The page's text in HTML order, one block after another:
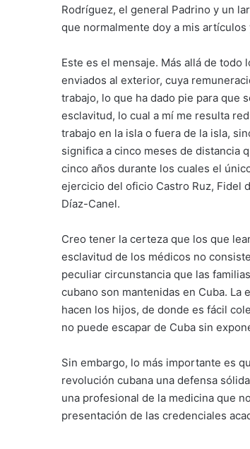
Rodríguez, el general Padrino y un
que normalmente doy a mis
Este es el mensaje. Más allá de
enviados al exterior, cuya
trabajo, lo que ha dado pie para que
esclavitud, lo cual a mí me resulta
trabajo en la isla o fuera de la isla,
significa a cinco meses de distancia
cinco años durante los cuales el
ejercicio del oficio Castro Ruz, Fidel
Díaz-Canel.
Creo tener la certeza que los que
esclavitud de los médicos no
peculiar circunstancia que las
cubano son mantenidas en Cuba. La
hacen los hijos, de donde es fácil
no puede escapar de Cuba sin
Sin embargo, lo más importante es
revolución cubana una defensa
una profesional de la medicina que
presentación de las credenciales